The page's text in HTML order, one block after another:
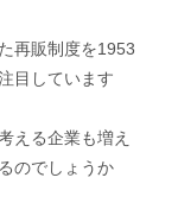
再販制度を1953
目しています
える企業も増え
のでしょうか